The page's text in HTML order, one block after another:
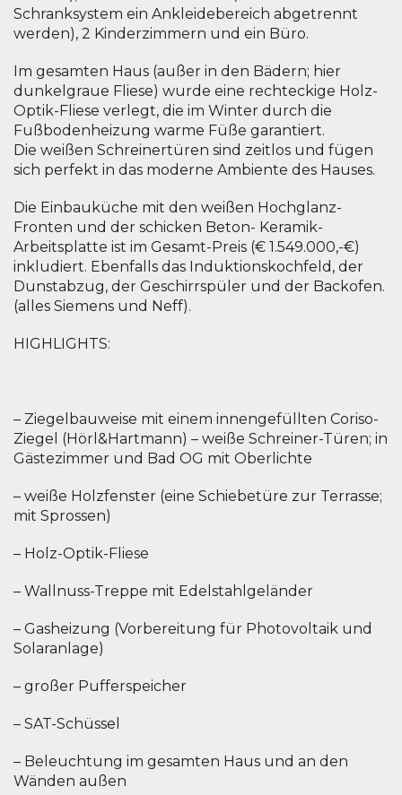
Schranksystem ein Ankleidebereich abgetrennt
werden), 2 Kinderzimmern und ein Büro.
Im gesamten Haus (außer in den Bädern; hier
dunkelgraue Fliese) wurde eine rechteckige Holz-
Optik-Fliese verlegt, die im Winter durch die
Fußbodenheizung warme Füße garantiert.
Die weißen Schreinertüren sind zeitlos und fügen
sich perfekt in das moderne Ambiente des Hauses.
Die Einbauküche mit den weißen Hochglanz-
Fronten und der schicken Beton- Keramik-
Arbeitsplatte ist im Gesamt-Preis (€ 1.549.000,-€)
inkludiert. Ebenfalls das Induktionskochfeld, der
Dunstabzug, der Geschirrspüler und der Backofen.
(alles Siemens und Neff).
HIGHLIGHTS:
– Ziegelbauweise mit einem innengefüllten Coriso-
Ziegel (Hörl&Hartmann) – weiße Schreiner-Türen; in
Gästezimmer und Bad OG mit Oberlichte
– weiße Holzfenster (eine Schiebetüre zur Terrasse;
mit Sprossen)
– Holz-Optik-Fliese
– Wallnuss-Treppe mit Edelstahlgeländer
– Gasheizung (Vorbereitung für Photovoltaik und
Solaranlage)
– großer Pufferspeicher
– SAT-Schüssel
– Beleuchtung im gesamten Haus und an den
Wänden außen